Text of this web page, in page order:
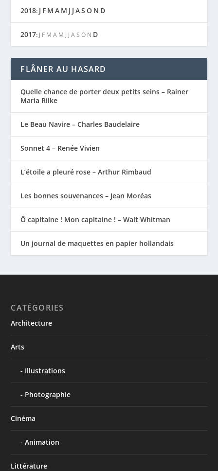
2018: J F M A M J J AS O N D
2017: J F M A M J J A S O N D
FLÂNER AU HASARD
Quelle chance de porter deux petits seins – Rainer
Maria Rilke
Le Beau Navire – Charles Baudelaire
Sonnet 4 – Renée Vivien
L’étoile a pleuré rose – Arthur Rimbaud
Les bonnes souvenances – Jean Moréas
Ô capitaine ! Mon capitaine ! – Walt Whitman
Un journal de maquettes en papier hollandais
CATÉGORIES
Architecture
Arts
Illustrations
Photographie
Cinéma
Animation
Littérature